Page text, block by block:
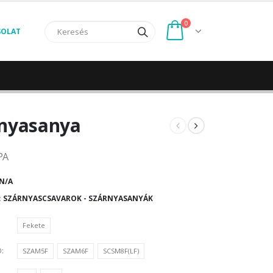
0
N/A
SZÁRNYASCSAVAROK - SZÁRNYASANYÁK
Fekete
SZAM5F SZAM6F SCSM8F(LF)